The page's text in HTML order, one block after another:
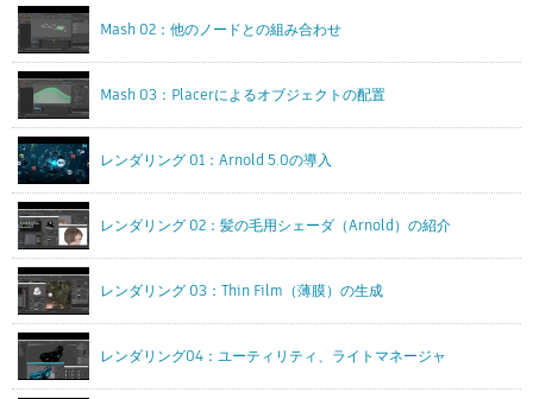
Mash 02：他のノードとの組み合わせ
Mash 03：Placerによるオブジェクトの配置
レンダリング 01：Arnold 5.0の導入
レンダリング 02：髪の毛用シェーダ（Arnold）の紹介
レンダリング 03：Thin Film（薄膜）の生成
レンダリング04：ユーティリティ、ライトマネージャ